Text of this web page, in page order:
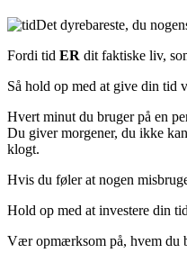
Det dyrebareste, du
Fordi tid ER dit faktiske liv,
Så hold op med at give din tid
Hvert minut du bruger på en
Du giver morgener, du ikke
klogt.
Hvis du føler at nogen
Hold op med at investere din
Vær opmærksom på, hvem du